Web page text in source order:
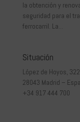
la obtención y
seguridad para el
ferrocarril. La...
Situación
López de Hoyos, 322
28043 Madrid –
+34 917 444 700